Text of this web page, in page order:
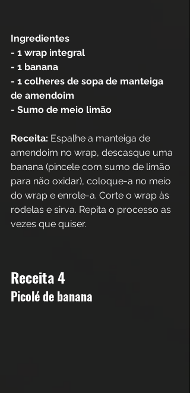
Ingredientes
- 1 wrap integral
- 1 banana
- 1 colheres de sopa de manteiga
de amendoim
- Sumo de meio limão
Receita: Espalhe a manteiga de
amendoim no wrap, descasque uma
banana (pincele com sumo de limão
para não oxidar), coloque-a no meio
do wrap e enrole-a. Corte o wrap às
rodelas e sirva. Repita o processo as
vezes que quiser.
Receita 4
Picolé de banana